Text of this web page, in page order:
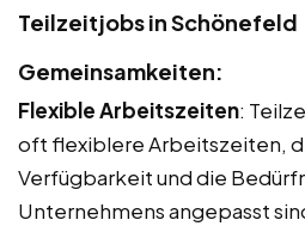
Teilzeitjobs in Schönefeld
Gemeinsamkeiten:
Flexible Arbeitszeiten:
oft flexiblere Arbeitszeiten,
Verfügbarkeit und die
Unternehmens angepasst